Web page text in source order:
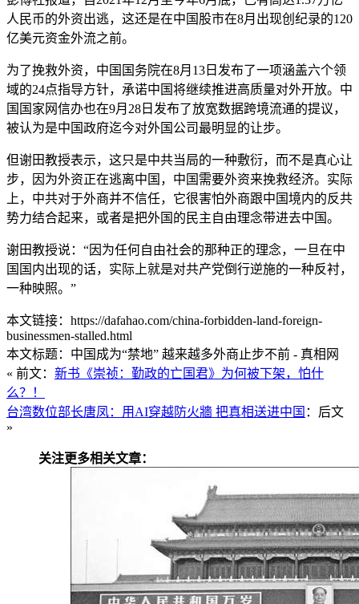
人民币的外资出逃，这还是在中国股市在8月出现创纪录的120
亿美元资金外流之前。
为了挽救外资，中国国务院在8月13日发布了一项涵盖六个领
域的24点指导方针，承诺中国将继续推进高质量对外开放。中
国国家网信办也在9月28日发布了放宽数据跨境流通的提议，
被认为是中国政府迄今对外国公司最明显的让步。
但谢田教授表示，这只是中共当局的一种敷衍，而不是真心让
步，因为外资正在逃离中国，中国需要外资来挽救经济。实际
上，中共对于外商并不信任，它很害怕外商跟中国境内的反共
势力结合起来，或者是把外国的民主自由理念带进去中国。
谢田教授说：“因为任何自由社会的那种正的理念，一旦在中
国国内出现的话，实际上就是对共产党倒行逆施的一种反衬，
一种映照。”
本文链接：https://dafahao.com/china-forbidden-land-foreign-
businessmen-stalled.html
本文标题：中国成为“禁地” 越来越多外商止步不前 - 真相网
« 前文： 新书《崇祯：勤政的亡国君》为何被下架，怕什
么？！
台湾数位部长唐凤：用AI穿越防火牆 把真相送进中国 ：后文
»
关注更多相关文章：